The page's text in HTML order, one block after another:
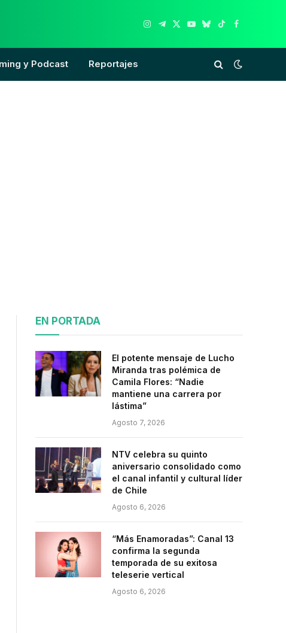
Instagram
Telegram
X
YouTube
Bluesky
TikTokFacebook
y Podcast Reportajes
EN PORTADA
El potente mensaje de Lucho
Miranda tras polémica de
Camila Flores: “Nadie
mantiene una carrera por
lástima”
Agosto 7, 2026
NTV celebra su quinto
aniversario consolidado como
el canal infantil y cultural líder
de Chile
Agosto 6, 2026
“Más Enamoradas”: Canal 13
confirma la segunda
temporada de su exitosa
teleserie vertical
Agosto 6, 2026